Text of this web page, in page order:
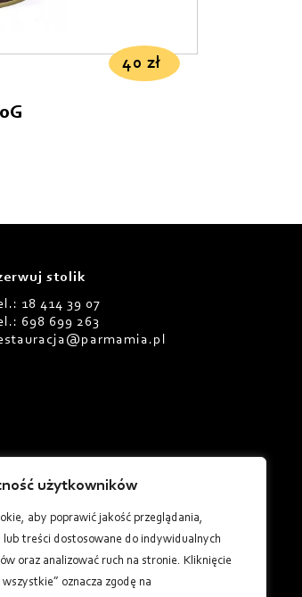
użytkowników
aby poprawić jakość przeglądania,
treści dostosowane do indywidualnych
oraz analizować ruch na stronie. Kliknięcie
oznacza zgodę na
40 zł
stolik
18 414 39 07
698 699 263